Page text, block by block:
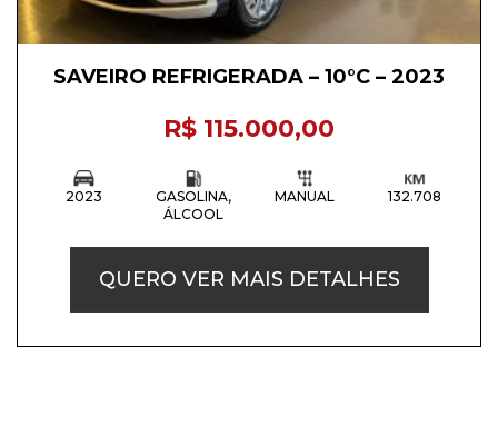
SAVEIRO REFRIGERADA – 10°C – 2023
R$ 115.000,00
2023
GASOLINA,
ÁLCOOL
MANUAL 132.708
QUERO VER MAIS DETALHES